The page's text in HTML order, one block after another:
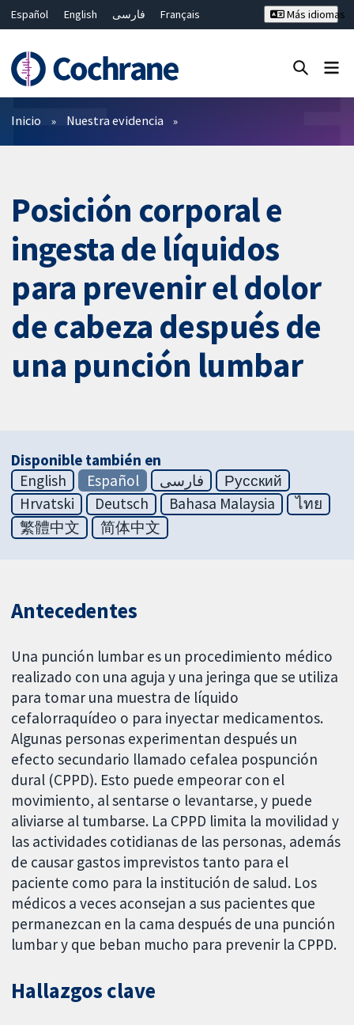
Español English فارسی
Français
Bahasa Malaysia
ไทย 繁體中文
Más idiomas
Filtros
Inicio Nuestra evidencia
Posición corporal e
ingesta de líquidos
para prevenir el dolor
de cabeza después de
una punción lumbar
Disponible también en
English
Español فارسی
Русский
Hrvatski
Deutsch Bahasa Malaysia
ไทย
繁體中文
简体中文
Antecedentes
Una punción lumbar es un procedimiento médico
realizado con una aguja y una jeringa que se utiliza
para tomar una muestra de líquido
cefalorraquídeo o para inyectar medicamentos.
Algunas personas experimentan después un
efecto secundario llamado cefalea pospunción
dural (CPPD). Esto puede empeorar con el
movimiento, al sentarse o levantarse, y puede
aliviarse al tumbarse. La CPPD limita la movilidad y
las actividades cotidianas de las personas, además
de causar gastos imprevistos tanto para el
paciente como para la institución de salud. Los
médicos a veces aconsejan a sus pacientes que
permanezcan en la cama después de una punción
lumbar y que beban mucho para prevenir la CPPD.
Hallazgos clave